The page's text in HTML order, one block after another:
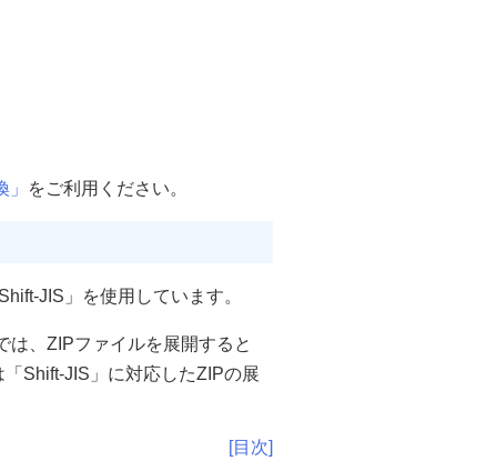
をご利用ください。
JIS」を使用しています。
、ZIPファイルを展開すると
Shift-JIS」に対応したZIPの展
[目次]